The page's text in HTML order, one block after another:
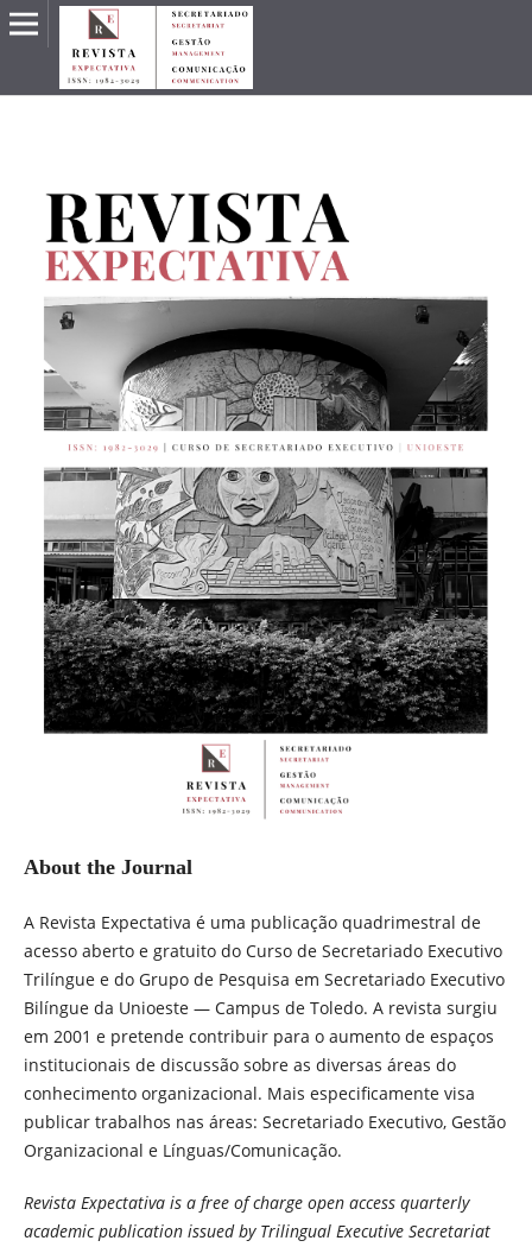
About the Journal
A Revista Expectativa é uma publicação quadrimestral de
acesso aberto e gratuito do Curso de Secretariado Executivo
Trilíngue e do Grupo de Pesquisa em Secretariado Executivo
Bilíngue da Unioeste — Campus de Toledo. A revista surgiu
em 2001 e pretende contribuir para o aumento de espaços
institucionais de discussão sobre as diversas áreas do
conhecimento organizacional. Mais especificamente visa
publicar trabalhos nas áreas: Secretariado Executivo, Gestão
Organizacional e Línguas/Comunicação.
Revista Expectativa is a free of charge open access quarterly
academic publication issued by Trilingual Executive Secretariat